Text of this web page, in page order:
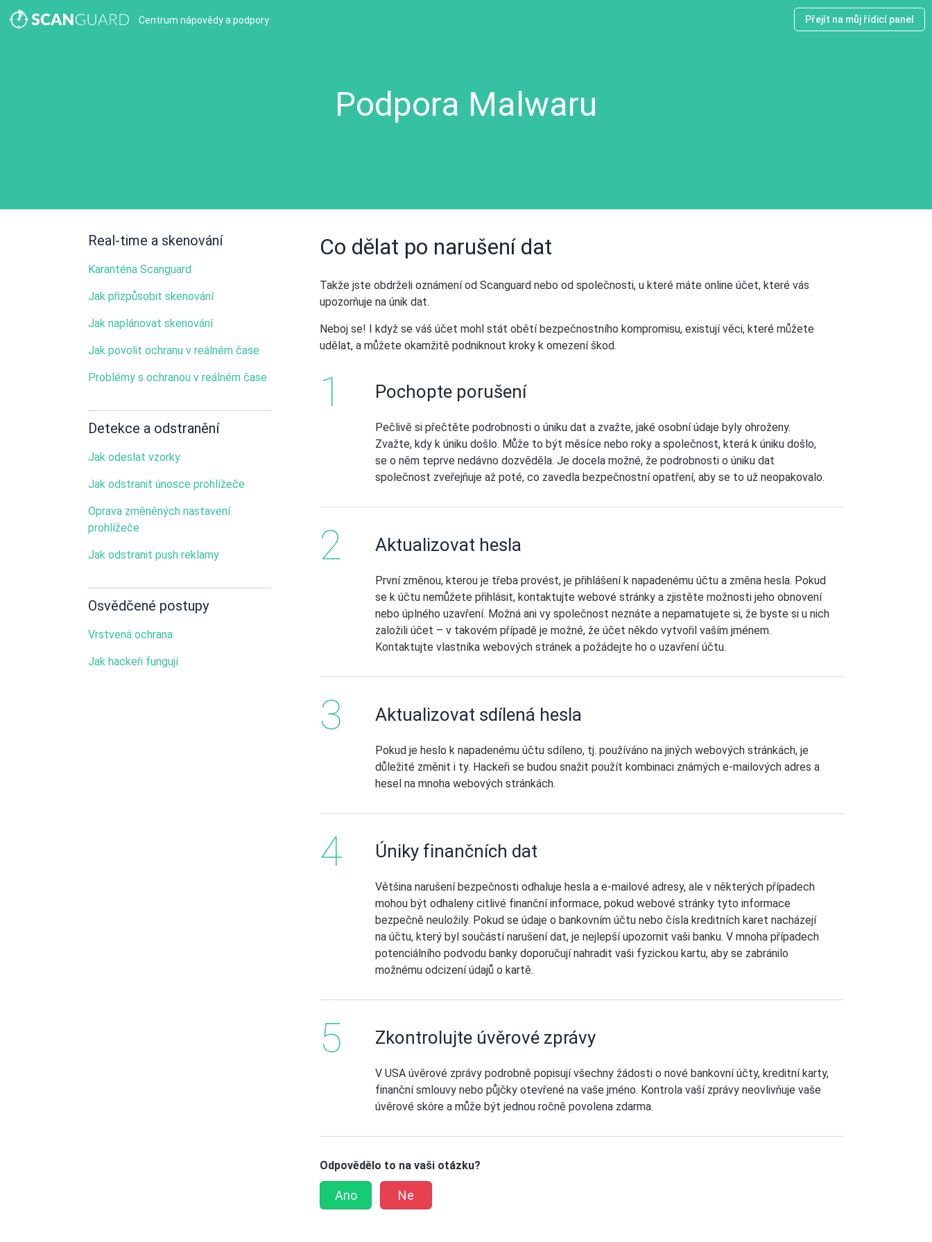
Centrum nápovědy a podpory Přejít na můj řídicí panel
Podpora Malwaru
Real-time a skenování
Karanténa Scanguard
Jak přizpůsobit skenování
Jak naplánovat skenování
Jak povolit ochranu v reálném čase
Problémy s ochranou v reálném čase
Detekce a odstranění
Jak odeslat vzorky
Jak odstranit únosce prohlížeče
Oprava změněných nastavení
prohlížeče
Jak odstranit push reklamy
Osvědčené postupy
Vrstvená ochrana
Jak hackeři fungují
Co dělat po narušení dat
Takže jste obdrželi oznámení od Scanguard nebo od společnosti, u které máte online účet, které vás
upozorňuje na únik dat.
Neboj se! I když se váš účet mohl stát obětí bezpečnostního kompromisu, existují věci, které můžete
udělat, a můžete okamžitě podniknout kroky k omezení škod.
Pochopte porušení
Pečlivě si přečtěte podrobnosti o úniku dat a zvažte, jaké osobní údaje byly ohroženy.
Zvažte, kdy k úniku došlo. Může to být měsíce nebo roky a společnost, která k úniku došlo,
se o něm teprve nedávno dozvěděla. Je docela možné, že podrobnosti o úniku dat
společnost zveřejňuje až poté, co zavedla bezpečnostní opatření, aby se to už neopakovalo.
Aktualizovat hesla
První změnou, kterou je třeba provést, je přihlášení k napadenému účtu a změna hesla. Pokud
se k účtu nemůžete přihlásit, kontaktujte webové stránky a zjistěte možnosti jeho obnovení
nebo úplného uzavření. Možná ani vy společnost neznáte a nepamatujete si, že byste si u nich
založili účet – v takovém případě je možné, že účet někdo vytvořil vaším jménem.
Kontaktujte vlastníka webových stránek a požádejte ho o uzavření účtu.
Aktualizovat sdílená hesla
Pokud je heslo k napadenému účtu sdíleno, tj. používáno na jiných webových stránkách, je
důležité změnit i ty. Hackeři se budou snažit použít kombinaci známých e-mailových adres a
hesel na mnoha webových stránkách.
Úniky finančních dat
Většina narušení bezpečnosti odhaluje hesla a e-mailové adresy, ale v některých případech
mohou být odhaleny citlivé finanční informace, pokud webové stránky tyto informace
bezpečně neuložily. Pokud se údaje o bankovním účtu nebo čísla kreditních karet nacházejí
na účtu, který byl součástí narušení dat, je nejlepší upozornit vaši banku. V mnoha případech
potenciálního podvodu banky doporučují nahradit vaši fyzickou kartu, aby se zabránilo
možnému odcizení údajů o kartě.
Zkontrolujte úvěrové zprávy
V USA úvěrové zprávy podrobně popisují všechny žádosti o nové bankovní účty, kreditní karty,
finanční smlouvy nebo půjčky otevřené na vaše jméno. Kontrola vaší zprávy neovlivňuje vaše
úvěrové skóre a může být jednou ročně povolena zdarma.
Odpovědělo to na vaši otázku?
Ano Ne